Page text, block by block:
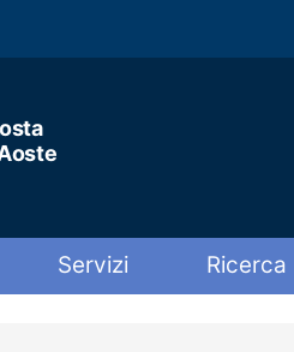
Servizi Ricerca